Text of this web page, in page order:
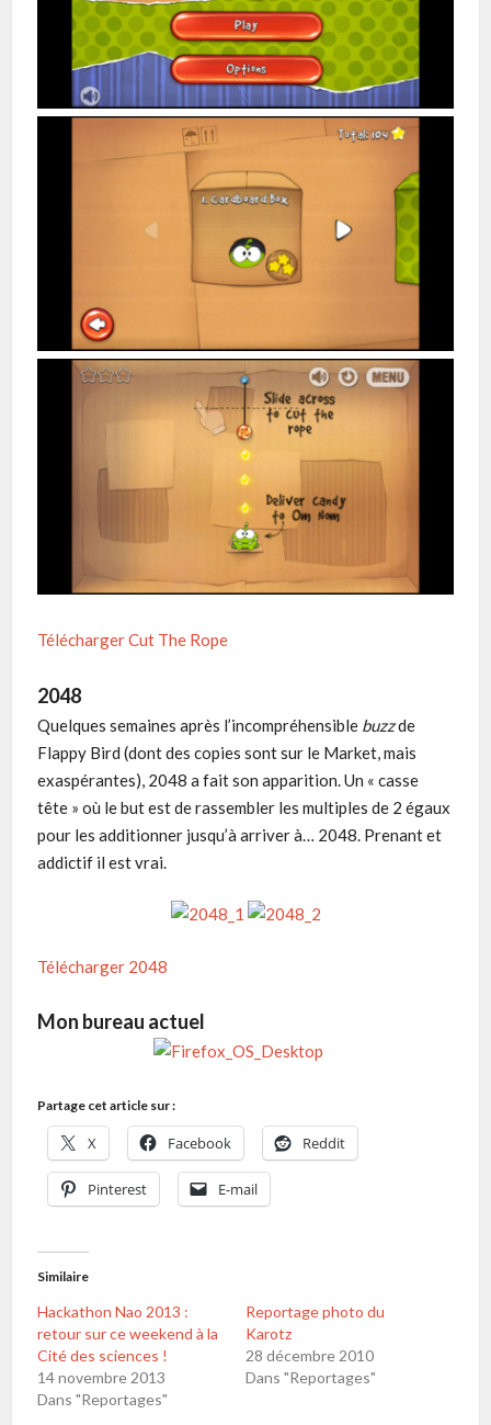
Télécharger Cut The Rope
2048
Quelques semaines après l’incompréhensible buzzde
Flappy Bird (dont des copies sont sur le Market, mais
exaspérantes), 2048 a fait son apparition. Un « casse
tête » où le but est de rassembler les multiples de 2 égaux
pour les additionner jusqu’à arriver à… 2048. Prenant et
addictif il est vrai.
Télécharger 2048
Mon bureau actuel
Partage cet article sur :
X Facebook Reddit
Pinterest E-mail
Similaire
Hackathon Nao 2013 :
retour sur ce weekend à la
Cité des sciences !
14 novembre 2013
Dans "Reportages"
Reportage photo du
Karotz
28 décembre 2010
Dans "Reportages"